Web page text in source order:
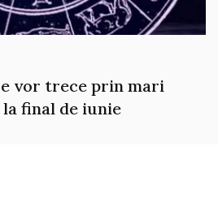
vor trece prin mari
final de iunie